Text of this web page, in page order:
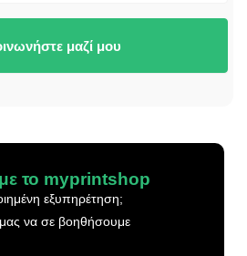
μαζί μου
το myprintshop
εξυπηρέτηση;
μας να σε βοηθήσουμε